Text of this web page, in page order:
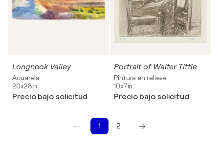
Longnook Valley
Acuarela
20x28in
Precio bajo solicitud
Portrait of Walter Tittle
Pintura en relieve
10x7in
Precio bajo solicitud
1 2